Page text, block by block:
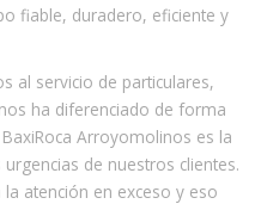
fiable, duradero, eficiente y
al servicio de particulares,
ha diferenciado de forma
Arroyomolinos es la
de nuestros clientes.
atención en exceso y eso